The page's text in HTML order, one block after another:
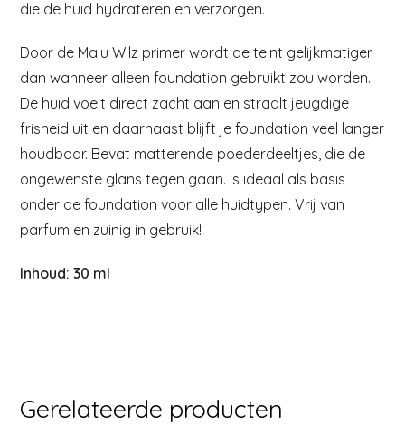
die de huid hydrateren en verzorgen.
Door de Malu Wilz primer wordt de teint gelijkmatiger
dan wanneer alleen foundation gebruikt zou worden.
De huid voelt direct zacht aan en straalt jeugdige
frisheid uit en daarnaast blijft je foundation veel langer
houdbaar. Bevat matterende poederdeeltjes, die de
ongewenste glans tegen gaan. Is ideaal als basis
onder de foundation voor alle huidtypen. Vrij van
parfum en zuinig in gebruik!
Inhoud: 30 ml
Gerelateerde producten